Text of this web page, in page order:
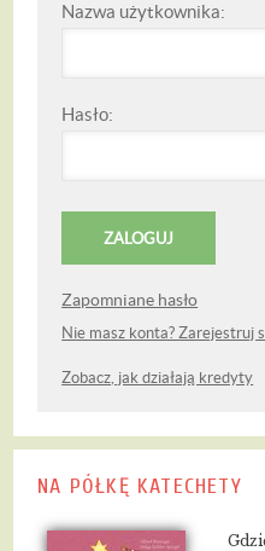
Nazwa użytkownika:
Hasło:
Zapomniane hasło
Nie masz konta? Zarejestruj
Zobacz, jak działają kredyty
NA PÓŁKĘ KATECHETY